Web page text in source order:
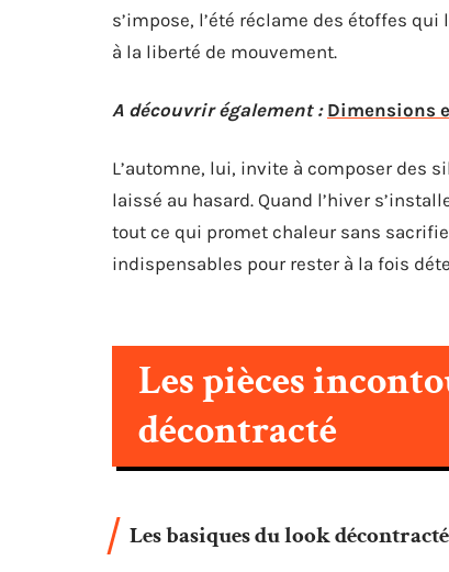
s’impose, l’été réclame des étoffes
à la liberté de mouvement.
A découvrir également : Dimensions
L’automne, lui, invite à composer des
laissé au hasard. Quand l’hiver
tout ce qui promet chaleur sans
indispensables pour rester à la fois
Les pièces
décontracté
Les basiques du look décontracté